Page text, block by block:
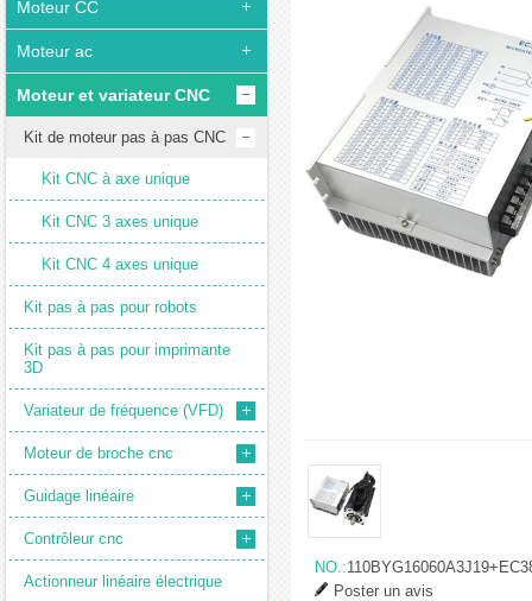
Moteur CC
Moteur ac
Moteur et variateur CNC
Kit de moteur pas à pas CNC
Kit CNC à axe unique
Kit CNC 3 axes unique
Kit CNC 4 axes unique
Kit pas à pas pour robots
Kit pas à pas pour imprimante
3D
Variateur de fréquence (VFD)
Moteur de broche cnc
Guidage linéaire
Contrôleur cnc
Actionneur linéaire électrique
NO.:
Poster un avis